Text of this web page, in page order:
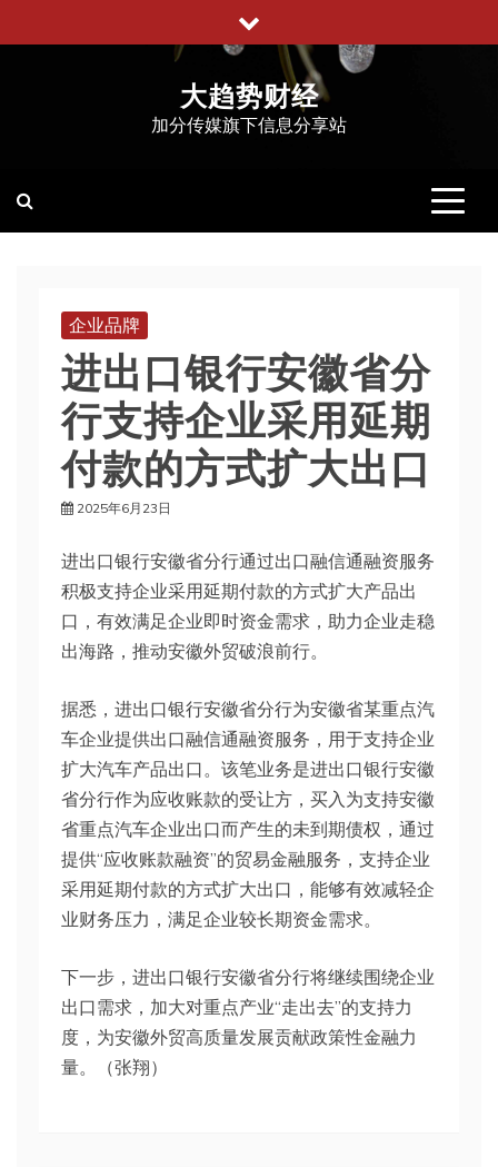
至
大趋势财经
加分传媒旗下信息分享站
企业品牌
进出口银行安徽省分
行支持企业采用延期
付款的方式扩大出口
2025年6月23日
进出口银行安徽省分行通过出口融信通融资服务
积极支持企业采用延期付款的方式扩大产品出
口，有效满足企业即时资金需求，助力企业走稳
出海路，推动安徽外贸破浪前行。
据悉，进出口银行安徽省分行为安徽省某重点汽
车企业提供出口融信通融资服务，用于支持企业
扩大汽车产品出口。该笔业务是进出口银行安徽
省分行作为应收账款的受让方，买入为支持安徽
省重点汽车企业出口而产生的未到期债权，通过
提供“应收账款融资”的贸易金融服务，支持企业
采用延期付款的方式扩大出口，能够有效减轻企
业财务压力，满足企业较长期资金需求。
下一步，进出口银行安徽省分行将继续围绕企业
出口需求，加大对重点产业“走出去”的支持力
度，为安徽外贸高质量发展贡献政策性金融力
量。（张翔）